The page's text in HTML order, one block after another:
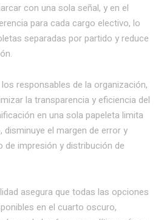
con una sola señal, y en el
para cada cargo electivo, lo
separadas por partido y reduce
responsables de la organización,
la transparencia y eficiencia del
en una sola papeleta limita
disminuye el margen de error y
impresión y distribución de
asegura que todas las opciones
en el cuarto oscuro,